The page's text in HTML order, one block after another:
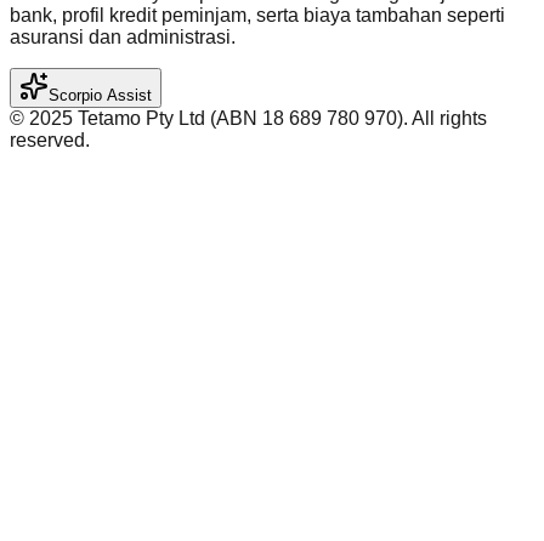
bank, profil kredit peminjam, serta biaya tambahan seperti
asuransi dan administrasi.
Scorpio Assist
©️ 2025 Tetamo Pty Ltd (ABN 18 689 780 970). All rights
reserved.